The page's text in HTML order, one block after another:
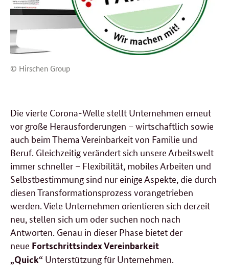
© Hirschen Group
Die vierte Corona-Welle stellt Unternehmen erneut
vor große Herausforderungen – wirtschaftlich sowie
auch beim Thema Vereinbarkeit von Familie und
Beruf. Gleichzeitig verändert sich unsere Arbeitswelt
immer schneller – Flexibilität, mobiles Arbeiten und
Selbstbestimmung sind nur einige Aspekte, die durch
diesen Transformationsprozess vorangetrieben
werden. Viele Unternehmen orientieren sich derzeit
neu, stellen sich um oder suchen noch nach
Antworten. Genau in dieser Phase bietet der
neue Fortschrittsindex Vereinbarkeit
„Quick“ Unterstützung für Unternehmen.